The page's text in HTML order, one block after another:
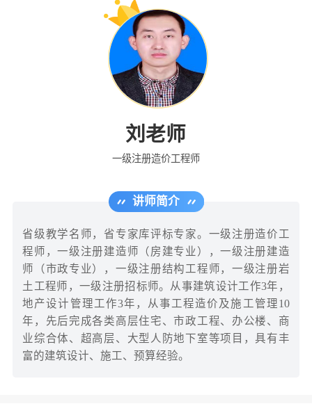
刘老师
一级注册造价工程师
讲师简介
省级教学名师，省专家库评标专家。一级注册造价工
程师，一级注册建造师（房建专业），一级注册建造
师（市政专业），一级注册结构工程师，一级注册岩
土工程师，一级注册招标师。从事建筑设计工作3年，
地产设计管理工作3年，从事工程造价及施工管理10
年，先后完成各类高层住宅、市政工程、办公楼、商
业综合体、超高层、大型人防地下室等项目，具有丰
富的建筑设计、施工、预算经验。